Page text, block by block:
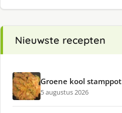
Nieuwste recepten
Groene kool stamppot
5 augustus 2026